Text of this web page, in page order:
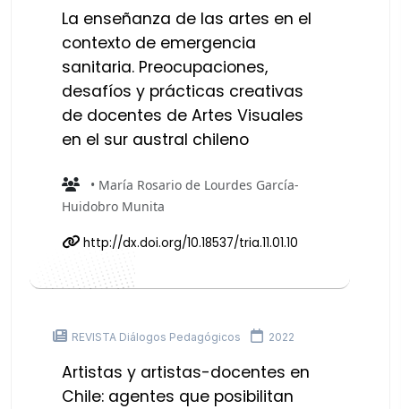
La enseñanza de las artes en el
contexto de emergencia
sanitaria. Preocupaciones,
desafíos y prácticas creativas
de docentes de Artes Visuales
en el sur austral chileno
• María Rosario de Lourdes García-
Huidobro Munita
http://dx.doi.org/10.18537/tria.11.01.10
REVISTA Diálogos Pedagógicos 2022
Artistas y artistas-docentes en
Chile: agentes que posibilitan